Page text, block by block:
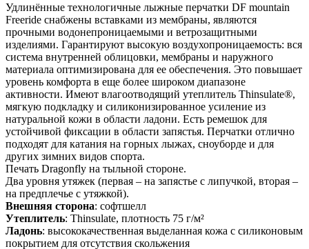
Удлинённые технологичные лыжные перчатки DF mountain
Freeride снабжены вставками из мембраны, являются
прочными водонепроницаемыми и ветрозащитными
изделиями. Гарантируют высокую воздухопроницаемость: вся
система внутренней облицовки, мембраны и наружного
материала оптимизирована для ее обеспечения. Это повышает
уровень комфорта в еще более широком диапазоне
активности. Имеют влагоотводящий утеплитель Thinsulate®,
мягкую подкладку и силиконизированное усиление из
натуральной кожи в области ладони. Есть ремешок для
устойчивой фиксации в области запястья. Перчатки отлично
подходят для катания на горных лыжах, сноуборде и для
других зимних видов спорта.
Печать Dragonfly на тыльной стороне.
Два уровня утяжек (первая – на запястье с липучкой, вторая –
на предплечье с утяжкой).
Внешняя сторона: софтшелл
Утеплитель: Thinsulate, плотность 75 г/м²
Ладонь: высококачественная выделанная кожа с силиконовым
покрытием для отсутствия скольжения